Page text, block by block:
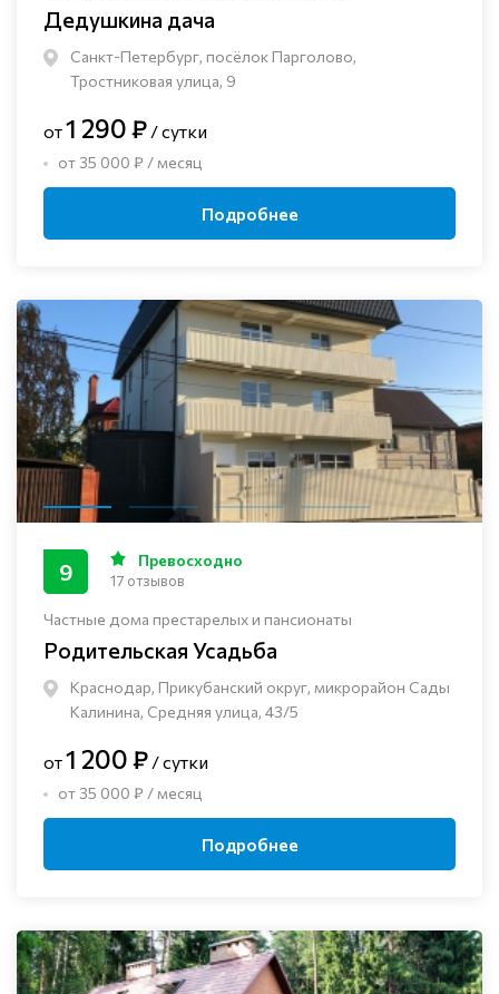
Дедушкина дача
Санкт-Петербург, посёлок Парголово,
Тростниковая улица, 9
от1 290 ₽ / сутки
от 35 000 ₽ / месяц
Подробнее
Частные дома престарелых и пансионаты
Родительская Усадьба
Краснодар, Прикубанский округ, микрорайон Сады
Калинина, Средняя улица, 43/5
9 Превосходно
17 отзывов
от1 200 ₽ / сутки
от 35 000 ₽ / месяц
Подробнее